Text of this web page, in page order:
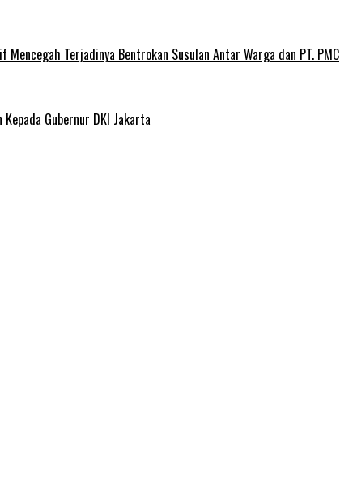
Terjadinya Bentrokan Susulan Antar Warga dan PT. PMC
Gubernur DKI Jakarta